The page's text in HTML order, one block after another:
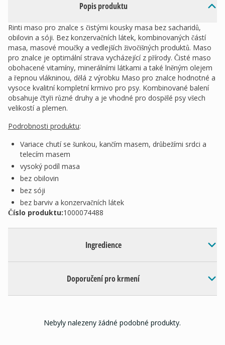
Popis produktu
Rinti maso pro znalce s čistými kousky masa bez sacharidů,
obilovin a sóji. Bez konzervačních látek, kombinovaných částí
masa, masové moučky a vedlejších živočišných produktů. Maso
pro znalce je optimální strava vycházející z přírody. Čisté maso
obohacené vitamíny, minerálními látkami a také lněným olejem
a řepnou vlákninou, dělá z výrobku Maso pro znalce hodnotné a
vysoce kvalitní kompletní krmivo pro psy. Kombinované balení
obsahuje čtyři různé druhy a je vhodné pro dospělé psy všech
velikostí a plemen.
Podrobnosti produktu:
Variace chutí se šunkou, kančím masem, drůbežími srdci a
telecím masem
vysoký podíl masa
bez obilovin
bez sóji
bez barviv a konzervačních látek
Číslo produktu:1000074488
Ingredience
Doporučení pro krmení
Nebyly nalezeny žádné podobné produkty.